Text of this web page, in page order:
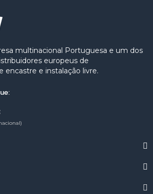
multinacional Portuguesa e um dos
europeus de
encastre e instalação livre.